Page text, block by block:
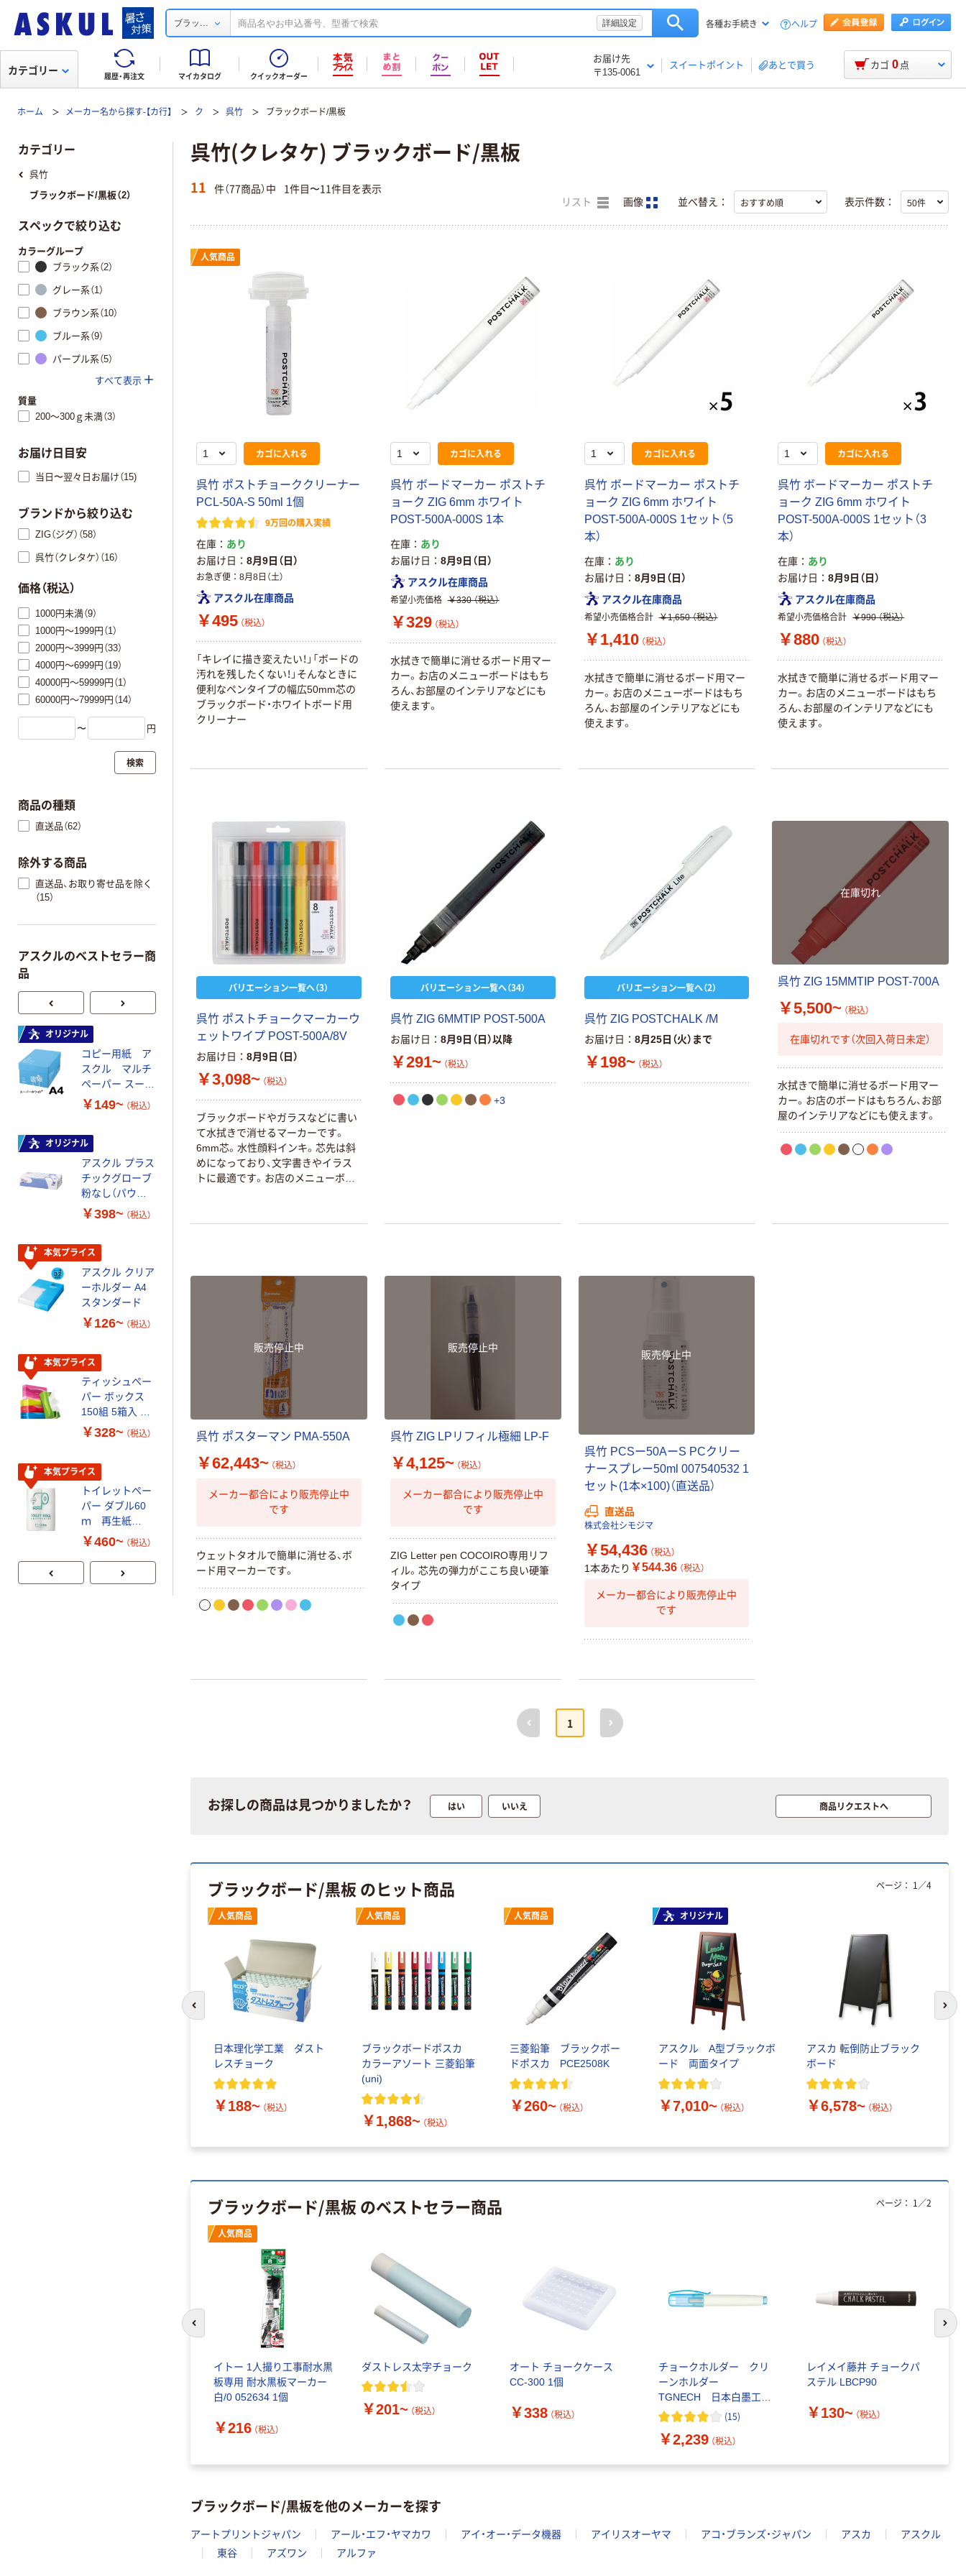
ブラッ ... 詳細設定 各種お手続き ヘルプ
履歴・再注文 マイカタログ クイックオーダー
お届け先
〒135-0061
スイートポイント あとで買う
カテゴリー カゴ 0 点
ホーム メーカー名から探す-【カ行】 ク 呉竹 ブラックボード/黒板
呉竹(クレタケ) ブラックボード/黒板
11 件（77商品）中 1件目〜11件目を表示
リスト 画像 並べ替え： 表示件数：
人気商品
カゴに入れる
呉竹 ポストチョーククリーナー
PCL-50A-S 50ml 1個
9万回の購入実績
在庫
あり
お届け日
8月9日（日）
お急ぎ便 8月8日（土）
アスクル在庫商品
￥495 （税込）
「キレイに描き変えたい！」「ボードの
汚れを残したくない！」そんなときに
便利なペンタイプの幅広50mm芯の
ブラックボード・ホワイトボード用
クリーナー
カゴに入れる
呉竹 ボードマーカー ポストチ
ョーク ZIG 6mm ホワイト
POST-500A-000S 1本
在庫
あり
お届け日
8月9日（日）
アスクル在庫商品
希望小売価格 ￥330 （税込）
￥329 （税込）
水拭きで簡単に消せるボード用マー
カー。お店のメニューボードはもち
ろん、お部屋のインテリアなどにも
使えます。
カゴに入れる
呉竹 ボードマーカー ポストチ
ョーク ZIG 6mm ホワイト
POST-500A-000S 1セット（5
本）
在庫
あり
お届け日
8月9日（日）
アスクル在庫商品
希望小売価格合計 ￥1,650 （税込）
￥1,410 （税込）
水拭きで簡単に消せるボード用マー
カー。お店のメニューボードはもち
ろん、お部屋のインテリアなどにも
使えます。
カゴに入れる
呉竹 ボードマーカー ポストチ
ョーク ZIG 6mm ホワイト
POST-500A-000S 1セット（3
本）
在庫
あり
お届け日
8月9日（日）
アスクル在庫商品
希望小売価格合計 ￥990 （税込）
￥880 （税込）
水拭きで簡単に消せるボード用マー
カー。お店のメニューボードはもち
ろん、お部屋のインテリアなどにも
使えます。
バリエーション一覧へ（3）
呉竹 ポストチョークマーカーウ
ェットワイプ POST-500A/8V
お届け日 8月9日（日）
￥3,098~ （税込）
ブラックボードやガラスなどに書い
て水拭きで消せるマーカーです。
6mm芯。水性顔料インキ。芯先は斜
めになっており、文字書きやイラス
トに最適です。お店のメニューボー
バリエーション一覧へ（34）
呉竹 ZIG 6MMTIP POST-500A
お届け日 8月9日（日）以降
￥291~ （税込）
+3
バリエーション一覧へ（2）
呉竹 ZIG POSTCHALK /M
お届け日 8月25日（火）まで
￥198~ （税込）
在庫切れ
呉竹 ZIG 15MMTIP POST-700A
￥5,500~ （税込）
在庫切れです（次回入荷日未定）
水拭きで簡単に消せるボード用マー
カー。お店のボードはもちろん、お部
屋のインテリアなどにも使えます。
販売停止中
呉竹 ポスターマン PMA-550A
￥62,443~ （税込）
メーカー都合により販売停止中
です
ウェットタオルで簡単に消せる、ボ
ード用マーカーです。
販売停止中
呉竹 ZIG LPリフィル極細 LP-F
￥4,125~ （税込）
メーカー都合により販売停止中
です
ZIG Letter pen COCOIRO専用リフ
ィル。芯先の弾力がここち良い硬筆
タイプ
販売停止中
呉竹 PCSー50AーS PCクリー
ナースプレー50ml 007540532 1
セット(1本×100)（直送品）
直送品
株式会社シモジマ
￥54,436 （税込）
1本あたり ￥544.36 （税込）
メーカー都合により販売停止中
です
前へ
1
次へ
お探しの商品は見つかりましたか？ はい いいえ 商品リクエストへ
ブラックボード/黒板 のヒット商品
人気商品
日本理化学工業 ダスト
レスチョーク
￥188~ （税込）
人気商品
ブラックボードポスカ
カラーアソート 三菱鉛筆
(uni)
￥1,868~ （税込）
人気商品
三菱鉛筆 ブラックボー
ドポスカ PCE2508K
￥260~ （税込）
オリジナル
アスクル A型ブラックボ
ード 両面タイプ
￥7,010~ （税込）
アスカ 転倒防止ブラック
ボード
￥6,578~ （税込）
ページ： 1 ／4
前のスライドへ 次
ブラックボード/黒板 のベストセラー商品
人気商品
イトー 1人撮り工事耐水黒
板専用 耐水黒板マーカー
白/0 052634 1個
￥216 （税込）
ダストレス太字チョーク
￥201~ （税込）
オート チョークケース
CC-300 1個
￥338 （税込）
チョークホルダー クリ
ーンホルダー
TGNECH 日本白墨工業
5本
(15)
￥2,239 （税込）
レイメイ藤井 チョークパ
ステル LBCP90
￥130~ （税込）
ページ： 1 ／2
次
ブラックボード/黒板を他のメーカーを探す
アートプリントジャパン アール・エフ・ヤマカワ アイ・オー・データ機器 アイリスオーヤマ アコ・ブランズ・ジャパン アスカ
アスクル
東谷
アズワン アルファ
カテゴリー
呉竹
ブラックボード/黒板（2）
スペックで絞り込む
カラーグループ
ブラック系（2）
グレー系（1）
ブラウン系（10）
ブルー系（9）
パープル系（5）
すべて表示
質量
200～300ｇ未満（3）
お届け日目安
当日〜翌々日お届け（15)
ブランドから絞り込む
ZIG（ジグ）（58）
呉竹（クレタケ）（16）
価格（税込）
1000円未満（9）
1000円～1999円（1）
2000円～3999円（33）
4000円～6999円（19）
40000円～59999円（1）
60000円～79999円（14）
〜 円
検索
商品の種類
直送品（62）
除外する商品
直送品、お取り寄せ品を除く
（15）
アスクルのベストセラー商
品
オリジナル
コピー用紙 ア
スクル マルチ
ペーパー スーパ
ーホワイト+
￥149~ （税込）
オリジナル
アスクル プラス
チックグローブ
粉なし（パウダ
ーフリー）
￥398~ （税込）
本気プライス
アスクル クリア
ーホルダー A4
スタンダード
￥126~ （税込）
本気プライス
ティッシュペー
パー ボックス
150組 5箱入 ア
スクル スマート
証
￥328~ （税込）
本気プライス
トイレットペー
パー ダブル60
ｍ 再生紙
100% 6ロール
芯あり FSC認
証
￥460~ （税込）
本気プライス
ペーパータオル
100％ 200枚
FSC認証 シング
ル 大王製紙共同
企画 オリジナル
￥149~
オリジナル
コピー用紙 マ
ルチペーパー
さしい やわらか
いマスク
￥458~ （税込）
アスクル プラ
スチックグロー
ブ 薄手 粉な
リー）
￥298~ （税込）
本気プライス
嬬恋銘水 ナチュ
ラルミネラルウ
キャップシール
付き／2Lラベル
レス 10本
￥1,037~
（税込）
本気プライス
トイレットペー
パー シングル
120ｍ 再生紙
100% 6ロール
￥470~ （税込）
人気商品
￥52~ （税込）
オリジナル
スズラン 酒精綿
￥140~
オリジナル
【アスクル限定】
ファーストレイ
ト ニトリルグ
ー 粉なし（パ
PEFC認証
￥428~ （税込）
アスクル トイ
レのおそうじシ
ート 大王製紙
共同企画 トイ
レクリーナー
トイレシート
￥330~ （税込）
オリジナル
トフィルム A4
オリジナル
スクル マルチ
ペーパー スーパ
ーホワイト+
￥149~ （税込）
オリジナル